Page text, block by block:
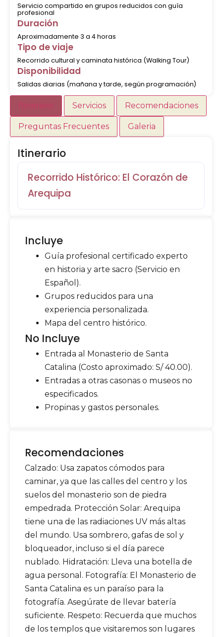
Servicio compartido en grupos reducidos con guía
profesional
Duración
Aproximadamente 3 a 4 horas
Tipo de viaje
Recorrido cultural y caminata histórica (Walking Tour)
Disponibilidad
Salidas diarias (mañana y tarde, según programación)
Itinerario Servicios Recomendaciones
Preguntas Frecuentes Galeria
Itinerario
Recorrido Histórico: El Corazón de
Arequipa
Incluye
Guía profesional certificado experto
en historia y arte sacro (Servicio en
Español).
Grupos reducidos para una
experiencia personalizada.
Mapa del centro histórico.
No Incluye
Entrada al Monasterio de Santa
Catalina (Costo aproximado: S/ 40.00).
Entradas a otras casonas o museos no
especificados.
Propinas y gastos personales.
Recomendaciones
Calzado: Usa zapatos cómodos para
caminar, ya que las calles del centro y los
suelos del monasterio son de piedra
empedrada. Protección Solar: Arequipa
tiene una de las radiaciones UV más altas
del mundo. Usa sombrero, gafas de sol y
bloqueador, incluso si el día parece
nublado. Hidratación: Lleva una botella de
agua personal. Fotografía: El Monasterio de
Santa Catalina es un paraíso para la
fotografía. Asegúrate de llevar batería
suficiente. Respeto: Recuerda que muchos
de los templos que visitaremos son lugares